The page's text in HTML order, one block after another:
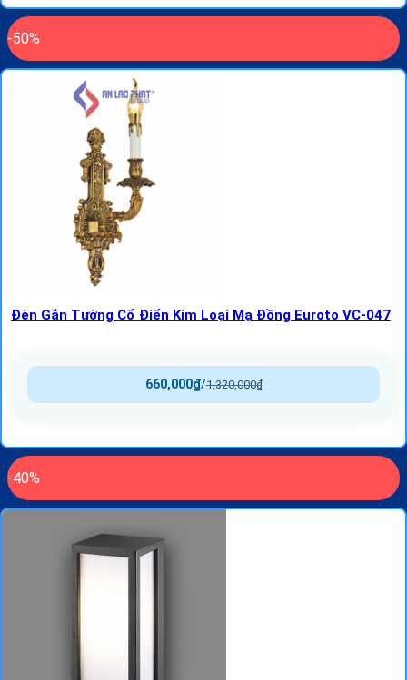
-50%
Đèn Gắn Tường Cổ Điển Kim Loại Mạ Đồng Euroto VC-047
1,320,000₫
/
660,000₫
-40%